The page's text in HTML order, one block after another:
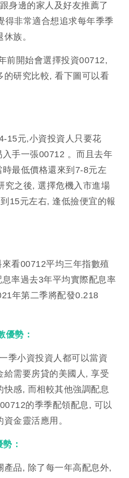
身邊的家人及好友推薦了
得非常適合想追求每年季季
族。
前開始會選擇投資00712,
的研究比較, 看下圖可以看
15元,小資投資人只要花
手一張00712 。而且去年
最低價格還來到7-8元左
究之後, 選擇危機入市進場
15元左右, 逢低撿便宜的報
看00712平均三年指數殖
率過去3年平均實際配息率
年第二季將配發0.218
優勢：
季小資投資人都可以當資
給需要房貸的美國人, 享受
快感, 而相較其他強調配息
的季季配領配息, 可以
金靈活應用。
：
產品, 除了每一年高配息外,